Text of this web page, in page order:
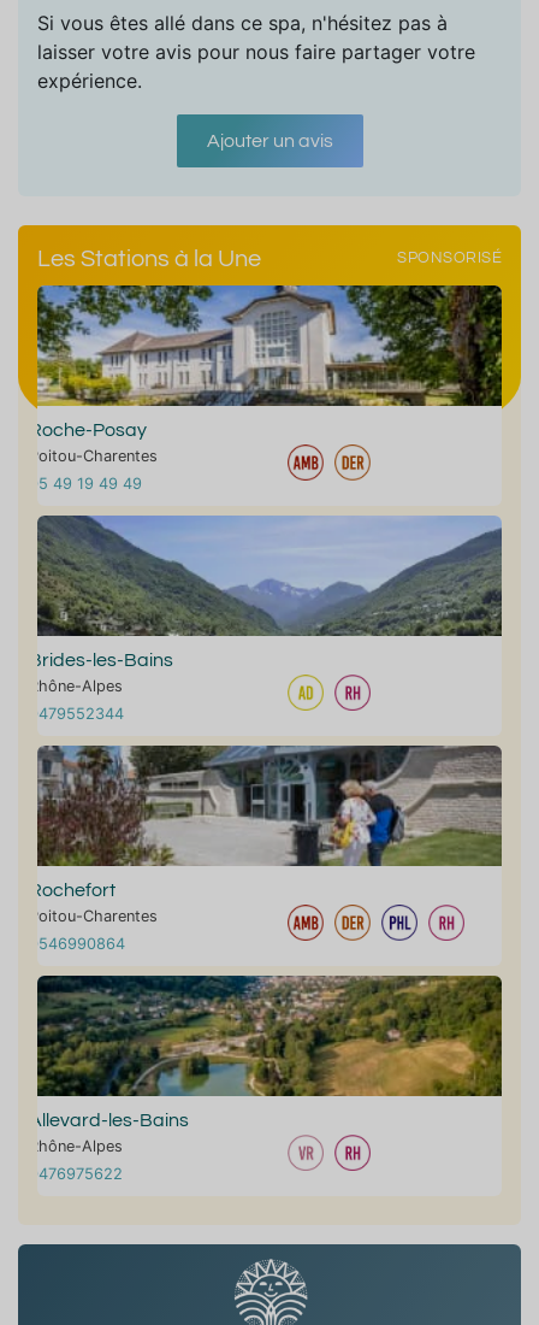
Si vous êtes allé dans ce spa, n'hésitez pas à
laisser votre avis pour nous faire partager votre
expérience.
Ajouter un avis
Les Stations à la Une SPONSORISÉ
Roche-Posay
Poitou-Charentes
05 49 19 49 49
Brides-les-Bains
Rhône-Alpes
0479552344
Rochefort
Poitou-Charentes
0546990864
Allevard-les-Bains
Rhône-Alpes
0476975622